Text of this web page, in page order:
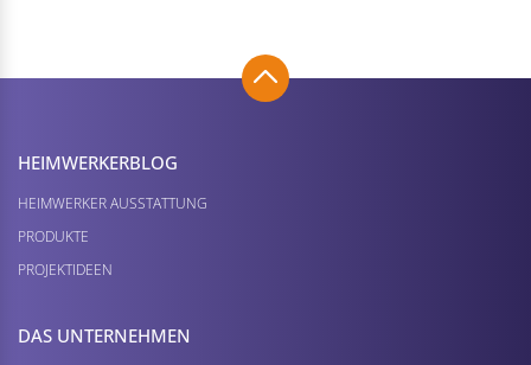
HEIMWERKER­BLOG
HEIMWERKER AUSSTATTUNG
PRODUKTE
PROJEKTIDEEN
DAS UNTERNEHMEN